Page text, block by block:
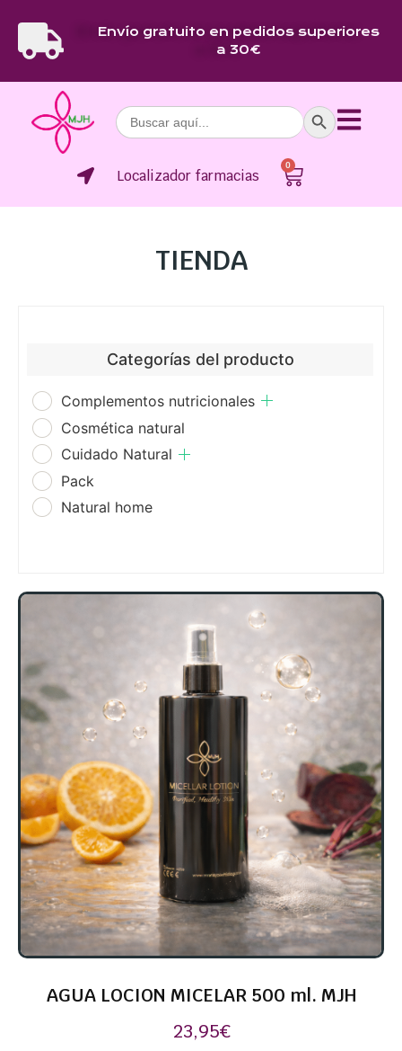
Envío gratuito en pedidos superiores
a 30€
Buscar: Botón de
Localizador farmacias
0
TIENDA
Categorías del producto
Complementos nutricionales
Cosmética natural
Cuidado Natural
Pack
Natural home
AGUA LOCION MICELAR 500 ml. MJH
23,95€